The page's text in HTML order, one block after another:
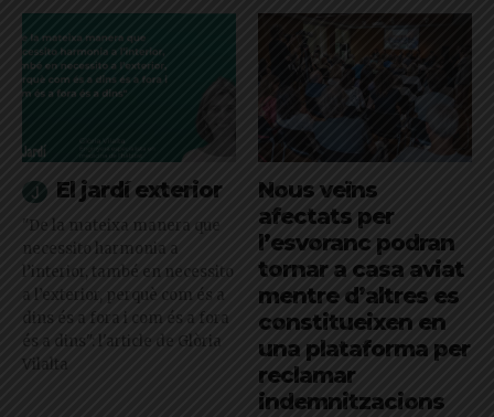
El jardí exterior
"De la mateixa manera que
necessito harmonia a
l’interior, també en necessito
a l’exterior, perquè com és a
dins és a fora i com és a fora
és a dins": l'article de Glòria
Vilalta
Nous veïns
afectats per
l’esvoranc podran
tornar a casa aviat
mentre d’altres es
constitueixen en
una plataforma per
reclamar
indemnitzacions